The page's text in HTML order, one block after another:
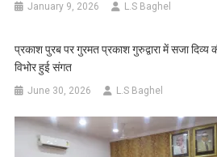
January 9, 2026 L.S Baghel
प्रकाश पुरब पर गुरमत प्रकाश गुरुद्वारा में सजा दिव्य
विभोर हुई संगत
June 30, 2026 L.S Baghel